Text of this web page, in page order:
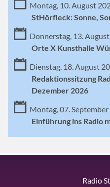
Montag, 10. August
StHörfleck: Sonne,
Donnerstag, 13.
Orte X Kunsthalle
Dienstag, 18. August
Redaktionssitzung
Dezember 2026
Montag, 07.
Einführung ins Radio
Radio